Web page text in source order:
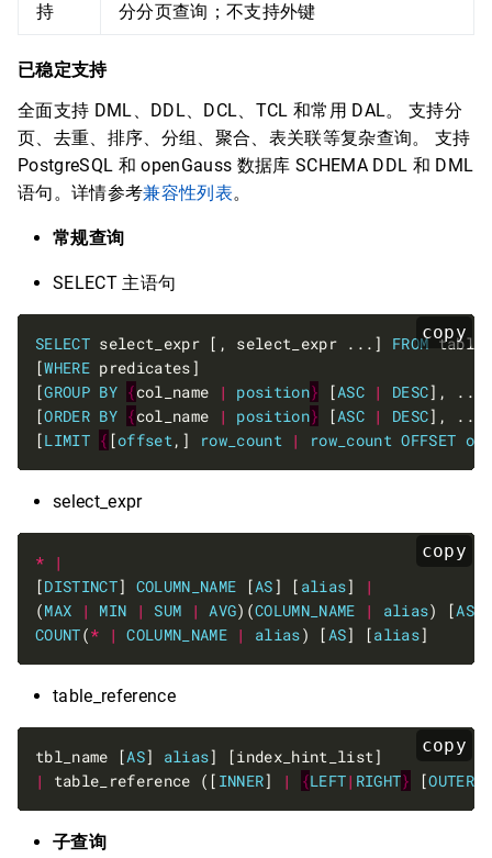
持
分分页查询；不支持外键
已稳定支持
全面支持 DML、DDL、DCL、TCL 和常用 DAL。 支持分
页、去重、排序、分组、聚合、表关联等复杂查询。 支持
PostgreSQL 和 openGauss 数据库 SCHEMA DDL 和 DML
语句。详情参考兼容性列表。
常规查询
SELECT 主语句
copy
SELECT select_expr [, select_expr ...] FROM
[WHERE
[GROUP BY {col_name | position} [ASC |
DESC
[ORDER BY {col_name | position} [ASC |
DESC
[LIMIT { [offset,] row_count | row_count OFFSET
select_expr
copy
*
|
[DISTINCT] COLUMN_NAME [AS] [ alias]
|
(MAX | MIN | SUM | AVG)(COLUMN_NAME | alias) [AS
COUNT(* | COLUMN_NAME | alias) [AS] [alias
table_reference
copy
tbl_name [AS] alias
|
table_reference ([ INNER] | {LEFT| RIGHT} [OUTER
子查询